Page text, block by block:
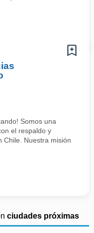
Somos una
el respaldo y
Chile. Nuestra misión
ciudades próximas